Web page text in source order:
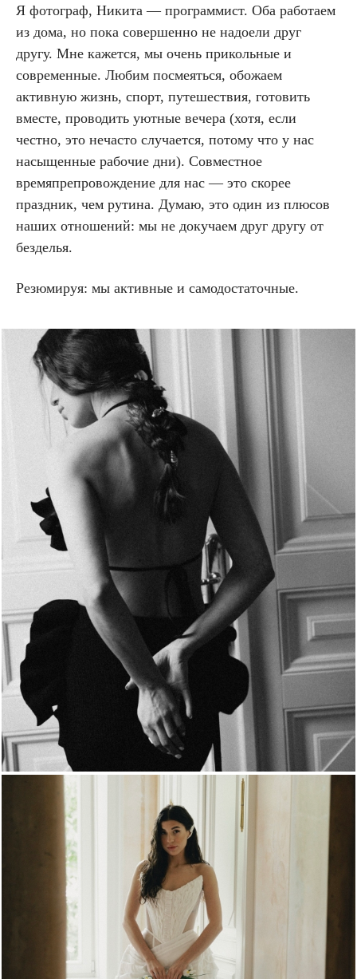
Я фотограф, Никита — программист. Оба работаем
из дома, но пока совершенно не надоели друг
другу. Мне кажется, мы очень прикольные и
современные. Любим посмеяться, обожаем
активную жизнь, спорт, путешествия, готовить
вместе, проводить уютные вечера (хотя, если
честно, это нечасто случается, потому что у нас
насыщенные рабочие дни). Совместное
времяпрепровождение для нас — это скорее
праздник, чем рутина. Думаю, это один из плюсов
наших отношений: мы не докучаем друг другу от
безделья.
Резюмируя: мы активные и самодостаточные.